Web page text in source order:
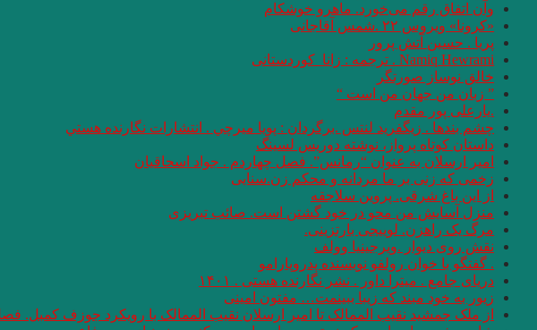
وآن اتفاق رقم می‌خورد. ماهرو خوشکام
«کرونا» ویروس ۲۲ .شمس آقاجانی
پریا . حسین آتش پرور
Namiq Hewrami . ترجمه : زانا_کوردستانی
خالق نوساز صورتگر
” زبان من جهان من است “
.یارعلی پور مقدم
چشم بندها . زیگفرید لنتس .برگردان : پويا ميرچي . انتشارات نگارنده هستي
داستان کوتاه پرواز، نوشته دوریس لسینگ
امیر ارسلان به عنوان “رمانس”. فصل چهاردم . جواد اسحاقیان
زخمی که زنی بر ما مردانه و محکم زن.سنایی
از این باغ شرقی. پروین سلاجقه
منزل آسایش من محو در خود گشتن است. صائب تبریزی
مرگ یک راهزن. لوییجی بارتزینی.
نقش روی دیوار .ویرجینیا وولف
. گفتگو با خوان رولفو نویسنده پدروپارامو
دریای جامع . میترا داور . نشر نگارنده هستی . ۱۴۰۱
زیور به خود مبند که زیبا ببینمت… مفتون امینی
از ملک جمشید نقیب الممالک تا امیر ارسلان نقیب الممالک با رویکرد جوزف کمبل.